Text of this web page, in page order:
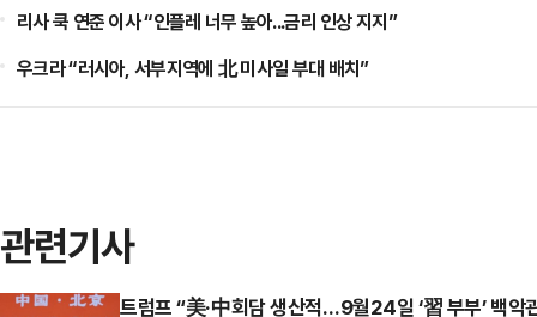
리사 쿡 연준 이사 “인플레 너무 높아...금리 인상 지지”
우크라 “러시아, 서부지역에 北 미사일 부대 배치”
관련기사
트럼프 “美·中회담 생산적…9월24일 ‘習 부부’ 백악